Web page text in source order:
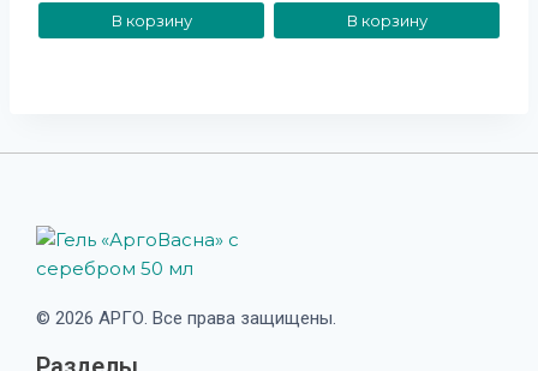
В корзину В корзину
© 2026 АРГО. Все права защищены.